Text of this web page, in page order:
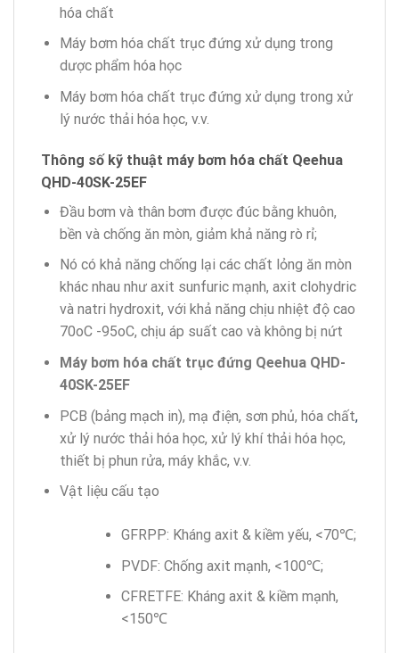
hóa chất
Máy bơm hóa chất trục đứng xử dụng trong
dược phẩm hóa học
Máy bơm hóa chất trục đứng xử dụng trong xử
lý nước thải hóa học, v.v.
Thông số kỹ thuật máy bơm hóa chất Qeehua
QHD-40SK-25EF
Đầu bơm và thân bơm được đúc bằng khuôn,
bền và chống ăn mòn, giảm khả năng rò rỉ;
Nó có khả năng chống lại các chất lỏng ăn mòn
khác nhau như axit sunfuric mạnh, axit clohydric
và natri hydroxit, với khả năng chịu nhiệt độ cao
70oC -95oC, chịu áp suất cao và không bị nứt
Máy bơm hóa chất trục đứng Qeehua QHD-
40SK-25EF
PCB (bảng mạch in), mạ điện, sơn phủ, hóa chất,
xử lý nước thải hóa học, xử lý khí thải hóa học,
thiết bị phun rửa, máy khắc, v.v.
Vật liệu cấu tạo
GFRPP: Kháng axit & kiềm yếu, <70℃;
PVDF: Chống axit mạnh, <100℃;
CFRETFE: Kháng axit & kiềm mạnh,
<150℃